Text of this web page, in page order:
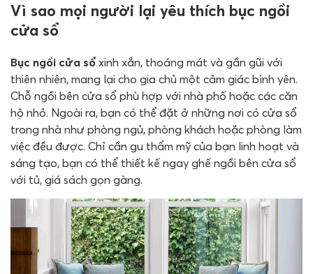
Vì sao mọi người lại yêu thích bục ngồi
cửa sổ
Bục ngồi cửa sổ xinh xắn, thoáng mát và gần gũi với
thiên nhiên, mang lại cho gia chủ một cảm giác bình yên.
Chỗ ngồi bên cửa sổ phù hợp với nhà phố hoặc các căn
hộ nhỏ. Ngoài ra, bạn có thể đặt ở những nơi có cửa sổ
trong nhà như phòng ngủ, phòng khách hoặc phòng làm
việc đều được. Chỉ cần gu thẩm mỹ của bạn linh hoạt và
sáng tạo, bạn có thể thiết kế ngay ghế ngồi bên cửa sổ
với tủ, giá sách gọn gàng.